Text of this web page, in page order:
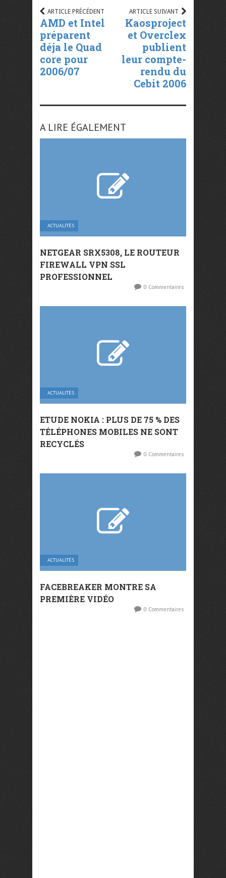
ARTICLE PRÉCÉDENT
AMD et Intel
préparent
déja le Quad
core pour
2006/07
ARTICLE SUIVANT
Kaosproject
et Overclex
publient
leur compte-
rendu du
Cebit 2006
A LIRE ÉGALEMENT
ACTUALITÉS
NETGEAR SRX5308, LE ROUTEUR
FIREWALL VPN SSL
PROFESSIONNEL
0 Commentaires
ACTUALITÉS
ETUDE NOKIA : PLUS DE 75 % DES
TÉLÉPHONES MOBILES NE SONT
RECYCLÉS
0 Commentaires
ACTUALITÉS
FACEBREAKER MONTRE SA
PREMIÈRE VIDÉO
0 Commentaires